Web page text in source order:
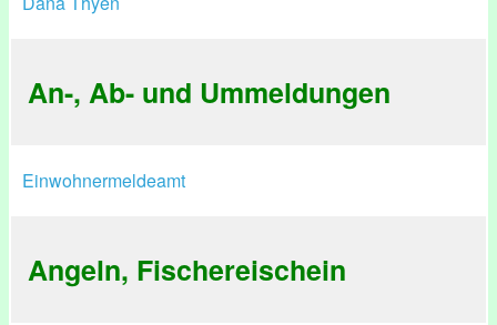
An-, Ab- und Ummeldungen
Einwohnermeldeamt
Angeln, Fischereischein